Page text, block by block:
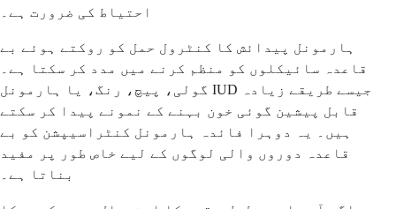
احتیاط کی ضرورت ہے۔
ہارمونل پیدائش کا کنٹرول حمل کو روکتے ہوئے بے
قاعدہ سائیکلوں کو منظم کرنے میں مدد کر سکتا ہے۔
گولی، پیچ، رنگ، یا ہارمونل IUD جیسے طریقے زیادہ
قابل پیشین گوئی خون بہنے کے نمونے پیدا کر سکتے
ہیں۔ یہ دوہرا فائدہ ہارمونل کنٹراسیپشن کو بے
قاعدہ دوروں والی لوگوں کے لیے خاص طور پر مفید
بناتا ہے۔